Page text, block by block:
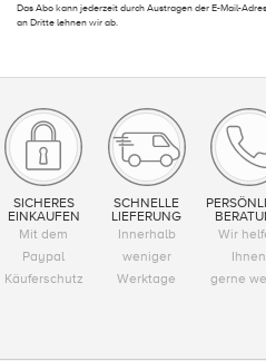
Das Abo kann jederzeit durch Austragen der E-Mail-
an Dritte lehnen wir ab.
SICHERES
EINKAUFEN
Mit dem
Paypal
Käuferschutz
SCHNELLE
LIEFERUNG
Innerhalb
weniger
Werktage
Wir
Ihnen
gerne